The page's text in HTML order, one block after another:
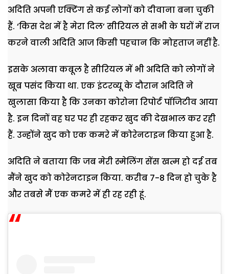
अदिति अपनी एक्टिंग से कई लोगों को दीवाना बना चुकी
हैं. ‘किस देश में है मेरा दिल’ सीरियल से सभी के घरों में राज
करने वाली अदिति आज किसी पहचान कि मोहताज नहीं है.
इसके अलावा कबूल है सीरियल में भी अदिति को लोगों ने
खूब पसंद किया था. एक इंटरव्यू के दौरान अदिति ने
खुलासा किया है कि उनका कोरोना रिपोर्ट पॉजिटीव आया
है. इन दिनों वह घर पर ही रहकर खुद की देखभाल कर रही
हैं. उन्होंने खुद को एक कमरे में कोरेनटाइन किया हुआ है.
अदिति ने बताया कि जब मेरी स्मेलिंग सेंस खत्म हो दई तब
मैंने खुद को कोरेनटाइन किया. करीब 7-8 दिन हो चुके है
और तबसे मैं एक कमरे में ही रह रही हूं.